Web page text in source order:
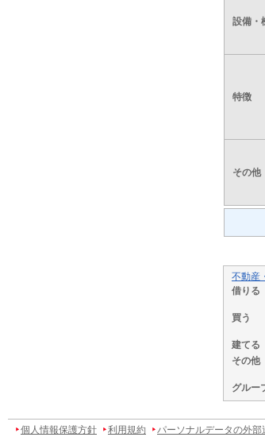
設備・
特徴
その他
不動産
借りる
買う
建てる
その他
グルー
個人情報保護方針 利用規約 パーソナルデータの外